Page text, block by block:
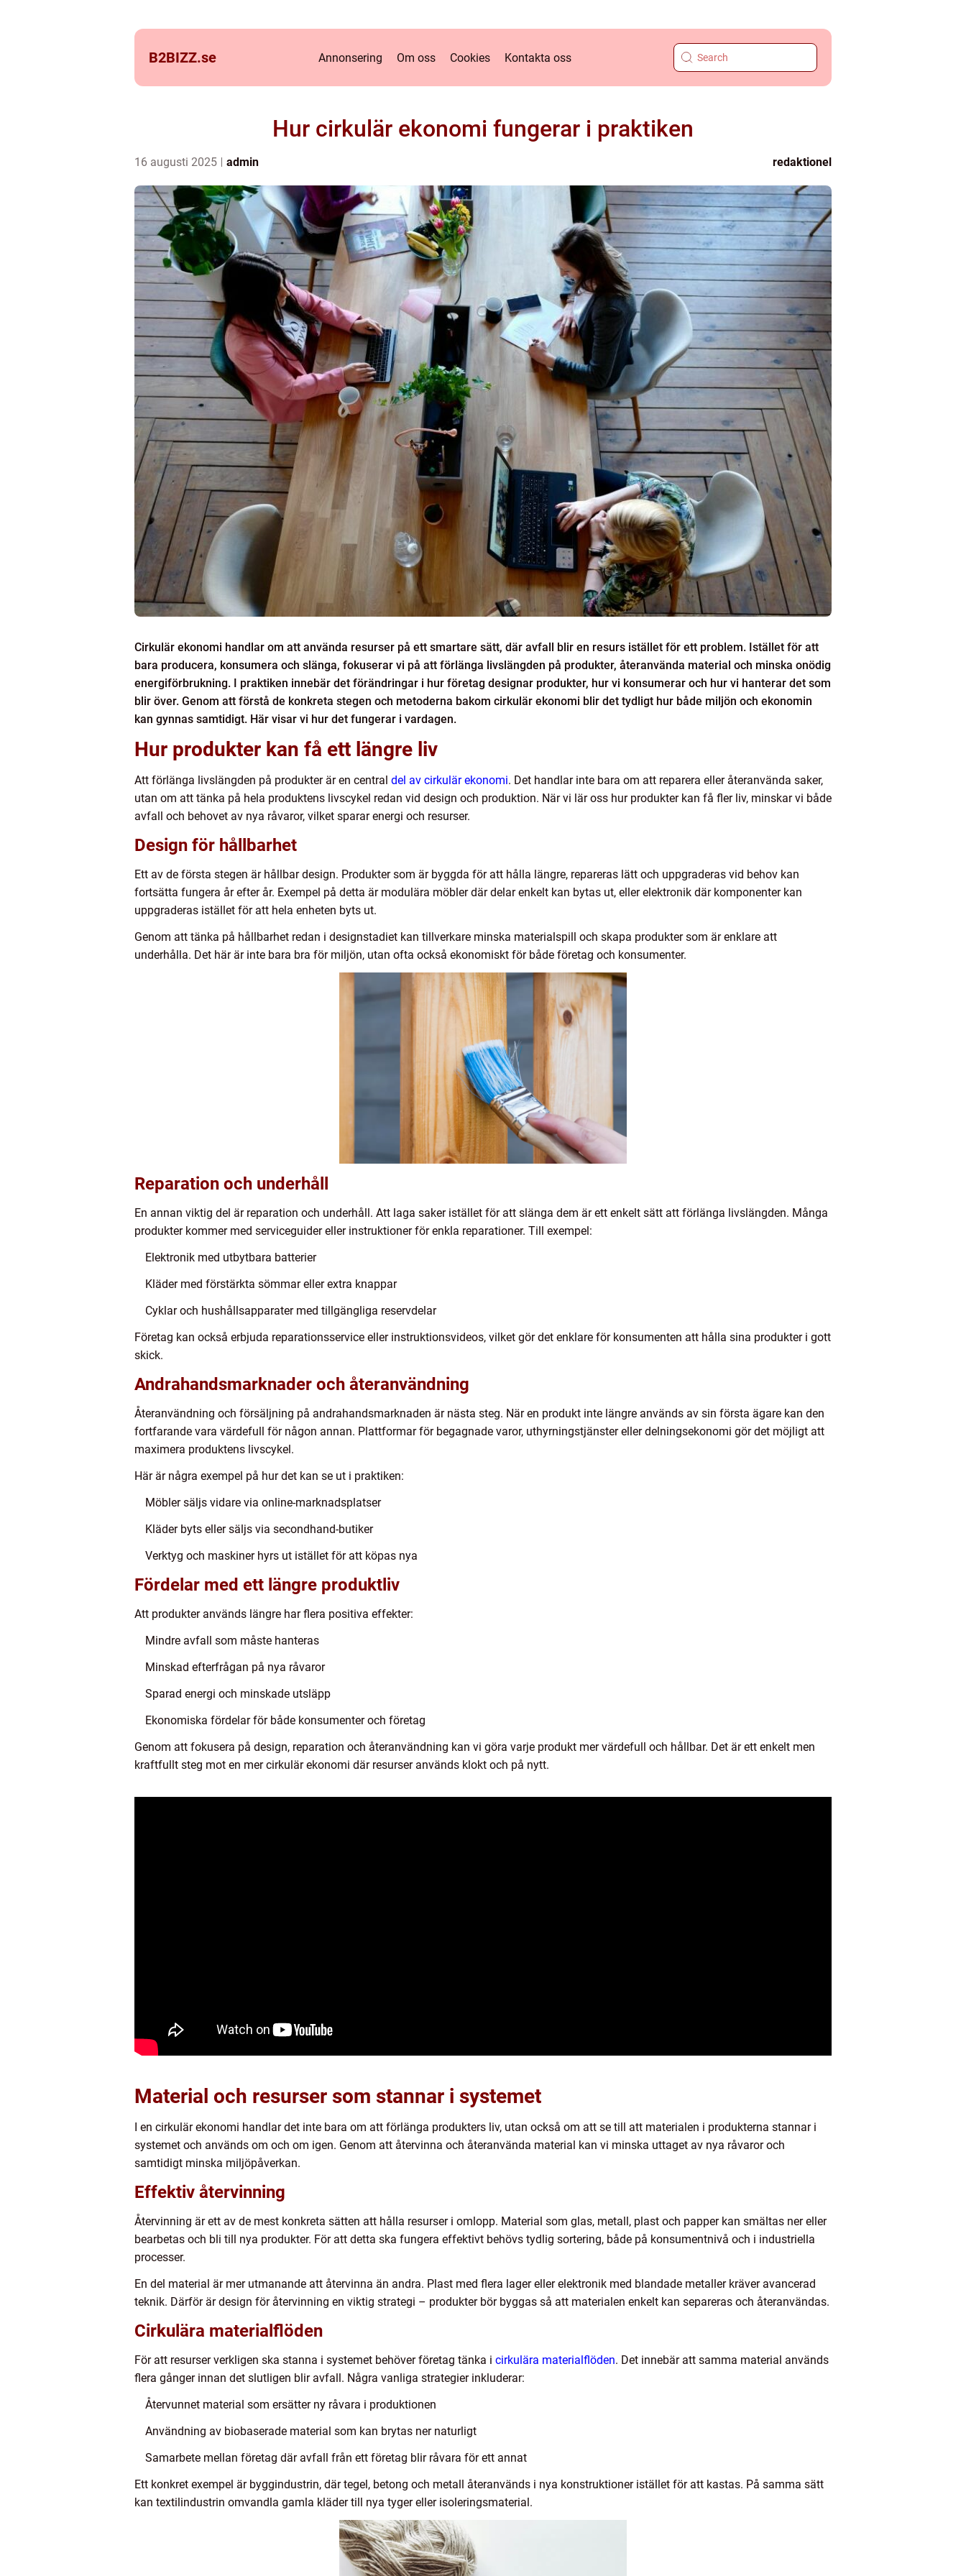
B2BIZZ.se Annonsering Om oss Cookies Kontakta oss
Hur cirkulär ekonomi fungerar i praktiken
16 augusti 2025 admin redaktionel
Cirkulär ekonomi handlar om att använda resurser på ett smartare sätt, där avfall blir en resurs istället för ett problem. Istället för att
bara producera, konsumera och slänga, fokuserar vi på att förlänga livslängden på produkter, återanvända material och minska onödig
energiförbrukning. I praktiken innebär det förändringar i hur företag designar produkter, hur vi konsumerar och hur vi hanterar det som
blir över. Genom att förstå de konkreta stegen och metoderna bakom cirkulär ekonomi blir det tydligt hur både miljön och ekonomin
kan gynnas samtidigt. Här visar vi hur det fungerar i vardagen.
Hur produkter kan få ett längre liv
Att förlänga livslängden på produkter är en central del av cirkulär ekonomi. Det handlar inte bara om att reparera eller återanvända saker,
utan om att tänka på hela produktens livscykel redan vid design och produktion. När vi lär oss hur produkter kan få fler liv, minskar vi både
avfall och behovet av nya råvaror, vilket sparar energi och resurser.
Design för hållbarhet
Ett av de första stegen är hållbar design. Produkter som är byggda för att hålla längre, repareras lätt och uppgraderas vid behov kan
fortsätta fungera år efter år. Exempel på detta är modulära möbler där delar enkelt kan bytas ut, eller elektronik där komponenter kan
uppgraderas istället för att hela enheten byts ut.
Genom att tänka på hållbarhet redan i designstadiet kan tillverkare minska materialspill och skapa produkter som är enklare att
underhålla. Det här är inte bara bra för miljön, utan ofta också ekonomiskt för både företag och konsumenter.
Reparation och underhåll
En annan viktig del är reparation och underhåll. Att laga saker istället för att slänga dem är ett enkelt sätt att förlänga livslängden. Många
produkter kommer med serviceguider eller instruktioner för enkla reparationer. Till exempel:
Elektronik med utbytbara batterier
Kläder med förstärkta sömmar eller extra knappar
Cyklar och hushållsapparater med tillgängliga reservdelar
Företag kan också erbjuda reparationsservice eller instruktionsvideos, vilket gör det enklare för konsumenten att hålla sina produkter i gott
skick.
Andrahandsmarknader och återanvändning
Återanvändning och försäljning på andrahandsmarknaden är nästa steg. När en produkt inte längre används av sin första ägare kan den
fortfarande vara värdefull för någon annan. Plattformar för begagnade varor, uthyrningstjänster eller delningsekonomi gör det möjligt att
maximera produktens livscykel.
Här är några exempel på hur det kan se ut i praktiken:
Möbler säljs vidare via online-marknadsplatser
Kläder byts eller säljs via secondhand-butiker
Verktyg och maskiner hyrs ut istället för att köpas nya
Fördelar med ett längre produktliv
Att produkter används längre har flera positiva effekter:
Mindre avfall som måste hanteras
Minskad efterfrågan på nya råvaror
Sparad energi och minskade utsläpp
Ekonomiska fördelar för både konsumenter och företag
Genom att fokusera på design, reparation och återanvändning kan vi göra varje produkt mer värdefull och hållbar. Det är ett enkelt men
kraftfullt steg mot en mer cirkulär ekonomi där resurser används klokt och på nytt.
Material och resurser som stannar i systemet
I en cirkulär ekonomi handlar det inte bara om att förlänga produkters liv, utan också om att se till att materialen i produkterna stannar i
systemet och används om och om igen. Genom att återvinna och återanvända material kan vi minska uttaget av nya råvaror och
samtidigt minska miljöpåverkan.
Effektiv återvinning
Återvinning är ett av de mest konkreta sätten att hålla resurser i omlopp. Material som glas, metall, plast och papper kan smältas ner eller
bearbetas och bli till nya produkter. För att detta ska fungera effektivt behövs tydlig sortering, både på konsumentnivå och i industriella
processer.
En del material är mer utmanande att återvinna än andra. Plast med flera lager eller elektronik med blandade metaller kräver avancerad
teknik. Därför är design för återvinning en viktig strategi – produkter bör byggas så att materialen enkelt kan separeras och återanvändas.
Cirkulära materialflöden
För att resurser verkligen ska stanna i systemet behöver företag tänka i cirkulära materialflöden. Det innebär att samma material används
flera gånger innan det slutligen blir avfall. Några vanliga strategier inkluderar:
Återvunnet material som ersätter ny råvara i produktionen
Användning av biobaserade material som kan brytas ner naturligt
Samarbete mellan företag där avfall från ett företag blir råvara för ett annat
Ett konkret exempel är byggindustrin, där tegel, betong och metall återanvänds i nya konstruktioner istället för att kastas. På samma sätt
kan textilindustrin omvandla gamla kläder till nya tyger eller isoleringsmaterial.